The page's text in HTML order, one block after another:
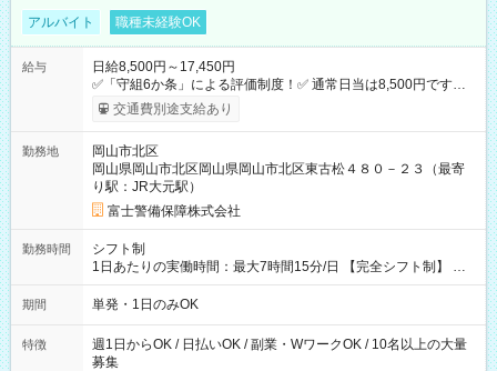
アルバイト 職種未経験OK
給与
日給8,500円～17,450円
✅「守組6か条」による評価制度！✅ 通常日当は8,500円ですが
上記評価制度により「S級隊員」と認定されれば10,000円の日当
を支給します。 (1)上記勤務者が交通2級資格者の場合10,000円
14,375円 (3)上記現場が日祝深夜の場合 17,250円 (4)上記勤務
者が現場までの運転者の場合17,250+200円＝17,450円 -----------
------------------------------- *最高日当額 17,450円* ---------------------
--------------------- より上位の資格取得やリーダー手当を取得する
と ”さらに”加算されます！ ※日当支給時振込手数料等は一切あ
交通費別途支給あり
勤務地
岡山市北区
岡山県岡山市北区岡山県岡山市北区東古松４８０－２３（最寄
り駅：JR大元駅）
富士警備保障株式会社
勤務時間
シフト制
1日あたりの実働時間：最大7時間15分/日 【完全シフト制】 例
(1) 8：00~17:00（休憩１h） 例(2) 13:00~16:00（早上がりでも
全額支給！） 例(3) 21:00~5:00（夜勤なら日当1.25倍！！）
期間 単発・1日のみOK
特徴
週1日からOK / 日払いOK / 副業・WワークOK / 10名以上の大量
募集